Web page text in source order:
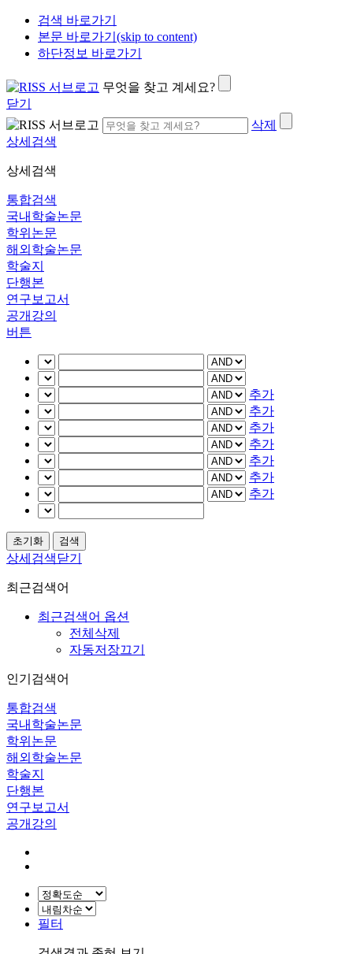
검색 바로가기
본문 바로가기(skip to content)
하단정보 바로가기
무엇을 찾고 계세요?
닫기
삭제
상세검색
상세검색
통합검색
국내학술논문
학위논문
해외학술논문
학술지
단행본
연구보고서
공개강의
버튼
추가
추가
추가
추가
추가
추가
추가
상세검색닫기
최근검색어
최근검색어 옵션
전체삭제
자동저장끄기
인기검색어
통합검색
국내학술논문
학위논문
해외학술논문
학술지
단행본
연구보고서
공개강의
필터